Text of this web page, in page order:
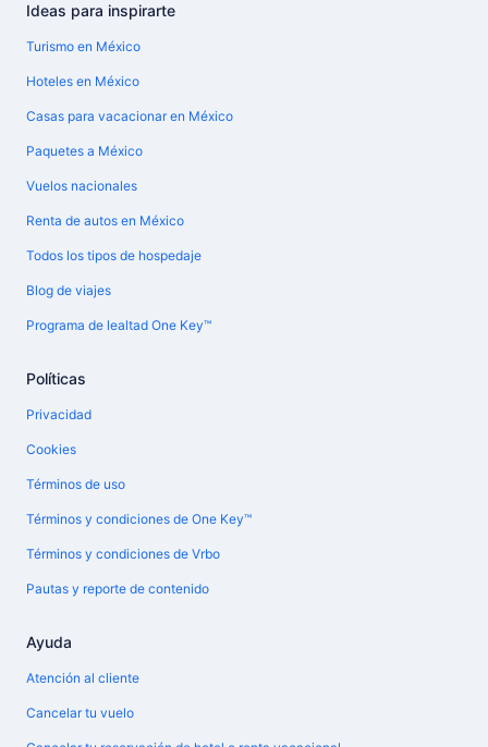
Ideas para inspirarte
Turismo en México
Hoteles en México
Casas para vacacionar en México
Paquetes a México
Vuelos nacionales
Renta de autos en México
Todos los tipos de hospedaje
Blog de viajes
Programa de lealtad One Key™
Políticas
Privacidad
Cookies
Términos de uso
Términos y condiciones de One Key™
Términos y condiciones de Vrbo
Pautas y reporte de contenido
Ayuda
Atención al cliente
Cancelar tu vuelo